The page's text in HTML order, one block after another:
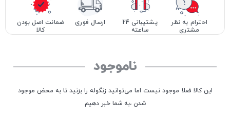
احترام به نظر
مشتری
پشتیبانی 24
ساعته
ارسال فوری
ضمانت اصل بودن
کالا
ناموجود
این کالا فعلا موجود نیست اما می‌توانید زنگوله را بزنید تا به محض موجود
شدن ،به شما خبر دهیم